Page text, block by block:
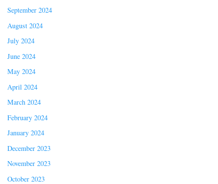
September 2024
August 2024
July 2024
June 2024
May 2024
April 2024
March 2024
February 2024
January 2024
December 2023
November 2023
October 2023